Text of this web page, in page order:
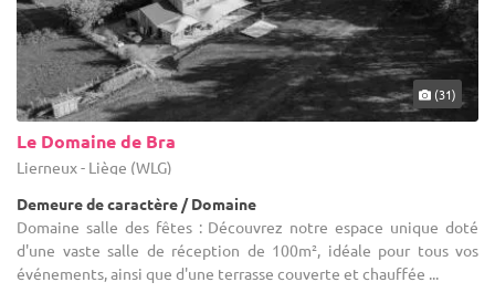
(31)
Le Domaine de Bra
Lierneux - Liège (WLG)
Demeure de caractère / Domaine
Domaine salle des fêtes : Découvrez notre espace unique doté
d'une vaste salle de réception de 100m², idéale pour tous vos
événements, ainsi que d'une terrasse couverte et chauffée ...